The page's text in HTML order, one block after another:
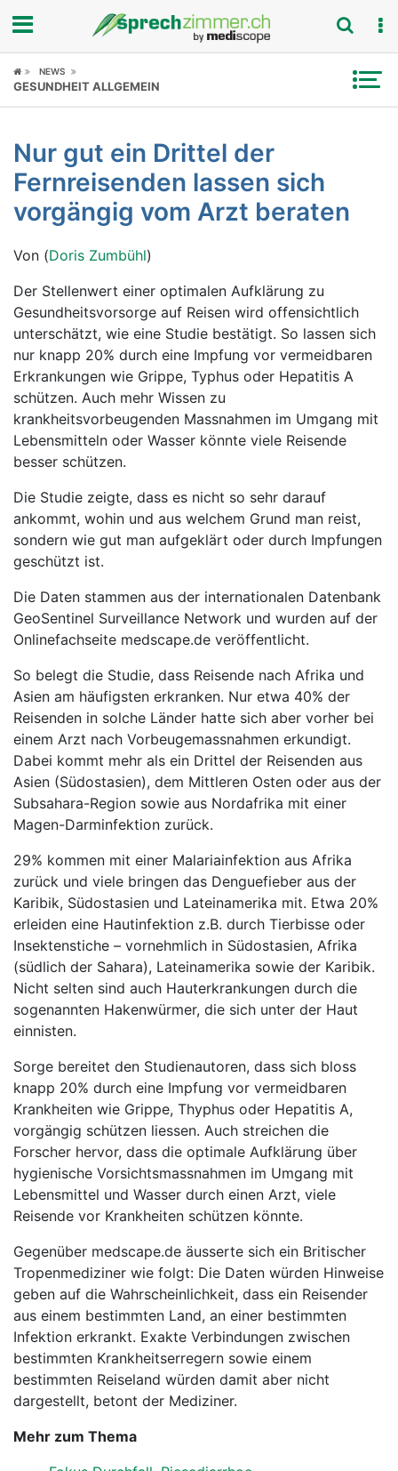
Fokus
Symptome
Untersuchungen
News
Ratgeber
Rubriken
NEWS
GESUNDHEIT ALLGEMEIN
Nur gut ein Drittel der
Fernreisenden lassen sich
vorgängig vom Arzt beraten
Von (Doris Zumbühl)
Der Stellenwert einer optimalen Aufklärung zu
Gesundheitsvorsorge auf Reisen wird offensichtlich
unterschätzt, wie eine Studie bestätigt. So lassen sich
nur knapp 20% durch eine Impfung vor vermeidbaren
Erkrankungen wie Grippe, Typhus oder Hepatitis A
schützen. Auch mehr Wissen zu
krankheitsvorbeugenden Massnahmen im Umgang mit
Lebensmitteln oder Wasser könnte viele Reisende
besser schützen.
Die Studie zeigte, dass es nicht so sehr darauf
ankommt, wohin und aus welchem Grund man reist,
sondern wie gut man aufgeklärt oder durch Impfungen
geschützt ist.
Die Daten stammen aus der internationalen Datenbank
GeoSentinel Surveillance Network und wurden auf der
Onlinefachseite medscape.de veröffentlicht.
So belegt die Studie, dass Reisende nach Afrika und
Asien am häufigsten erkranken. Nur etwa 40% der
Reisenden in solche Länder hatte sich aber vorher bei
einem Arzt nach Vorbeugemassnahmen erkundigt.
Dabei kommt mehr als ein Drittel der Reisenden aus
Asien (Südostasien), dem Mittleren Osten oder aus der
Subsahara-Region sowie aus Nordafrika mit einer
Magen-Darminfektion zurück.
29% kommen mit einer Malariainfektion aus Afrika
zurück und viele bringen das Denguefieber aus der
Karibik, Südostasien und Lateinamerika mit. Etwa 20%
erleiden eine Hautinfektion z.B. durch Tierbisse oder
Insektenstiche – vornehmlich in Südostasien, Afrika
(südlich der Sahara), Lateinamerika sowie der Karibik.
Nicht selten sind auch Hauterkrankungen durch die
sogenannten Hakenwürmer, die sich unter der Haut
einnisten.
Sorge bereitet den Studienautoren, dass sich bloss
knapp 20% durch eine Impfung vor vermeidbaren
Krankheiten wie Grippe, Thyphus oder Hepatitis A,
vorgängig schützen liessen. Auch streichen die
Forscher hervor, dass die optimale Aufklärung über
hygienische Vorsichtsmassnahmen im Umgang mit
Lebensmittel und Wasser durch einen Arzt, viele
Reisende vor Krankheiten schützen könnte.
Gegenüber medscape.de äusserte sich ein Britischer
Tropenmediziner wie folgt: Die Daten würden Hinweise
geben auf die Wahrscheinlichkeit, dass ein Reisender
aus einem bestimmten Land, an einer bestimmten
Infektion erkrankt. Exakte Verbindungen zwischen
bestimmten Krankheitserregern sowie einem
bestimmten Reiseland würden damit aber nicht
dargestellt, betont der Mediziner.
Mehr zum Thema